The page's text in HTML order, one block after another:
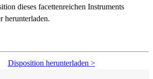
dieses facettenreichen Instruments
herunterladen.
Disposition herunterladen >